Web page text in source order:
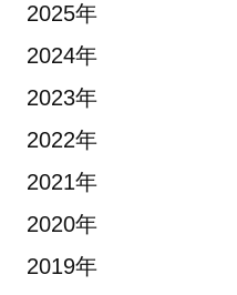
2025年
2024年
2023年
2022年
2021年
2020年
2019年